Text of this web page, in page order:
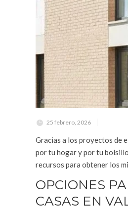
25 febrero, 2026
Gracias a los proyectos de
por tu hogar y por tu
recursos para obtener los
OPCIONES
CASAS EN